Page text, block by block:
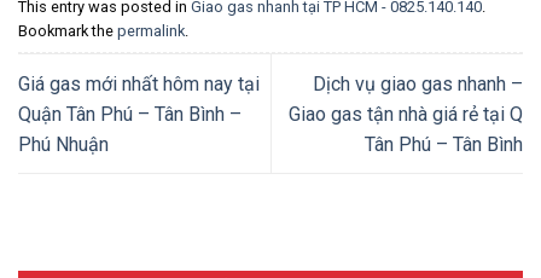
This entry was posted in Giao gas nhanh tại TP HCM - 0825.140.140
Bookmark the permalink
Giá gas mới nhất hôm nay tại
Quận Tân Phú – Tân Bình –
Phú Nhuận
Dịch vụ giao gas nhanh –
Giao gas tận nhà giá rẻ tại Q
Tân Phú – Tân Bình